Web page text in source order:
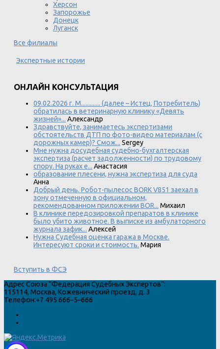
Херсон
Запорожье
Донецк
Луганск
Все филиалы
Экспертные истории
ОНЛАЙН КОНСУЛЬТАЦИЯ
09.02.2026 г. М............. (далее – Истец, Потребитель)
обратилась в ветеринарную клинику «Девять
жизней»... Александр
Здравствуйте, занимаетесь экспертизами
обстоятельств ДТП по фото-видео материалам (с
дорожных камер)? Смож... Sergey
Мне нужна досудебная судебно-бухгалтерская
экспертиза (расчет задолженности) по трудовому
спору. На руках е... Анастасия
образование плесени, нужна экспертиза для суда
Анна
Добрый день. Робот-пылесос BORK V851 заехал в
зону отмеченную в официальном,
рекомендованном приложении BOR... Михаил
В клинике передозировкой препаратов в клинике
было убито животное. В выписке из амбулаторного
журнала зафик... Алексей
Нужна Судебная оценка гаража в Москве.
Интересуют сроки и стоимость. Мария
Вступить в ФСЭ
Адрес Союза "Федерация Судебных Экспертов":
115114, Москва, Кожевнический проезд, д. 3
Телефон:+7 495 666–5–666